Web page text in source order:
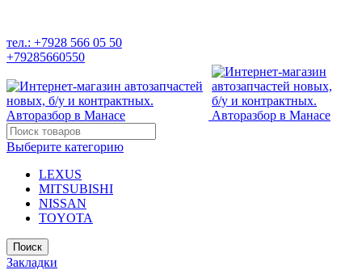
тел.: +7928 566 05 50
+79285660550
Выберите категорию
LEXUS
MITSUBISHI
NISSAN
TOYOTA
Поиск
Закладки